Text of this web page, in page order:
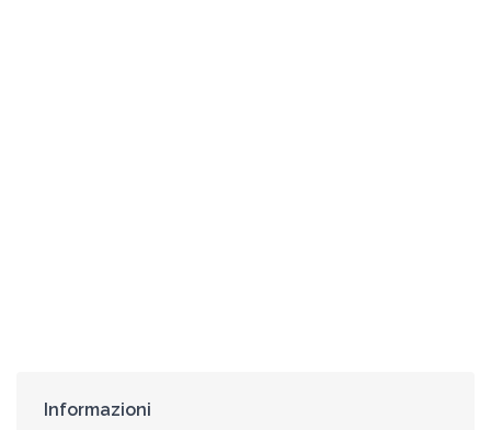
Informazioni